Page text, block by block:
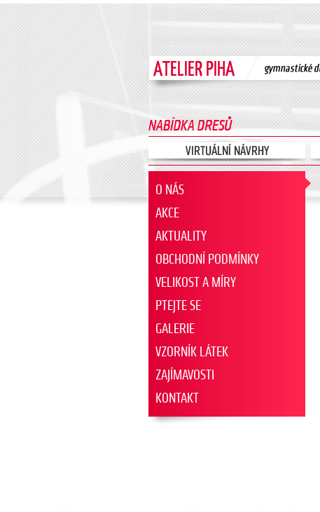
O NÁS
AKCE
AKTUALITY
OBCHODNÍ PODMÍNKY
VELIKOST A MÍRY
PTEJTE SE
GALERIE
VZORNÍK LÁTEK
ZAJÍMAVOSTI
KONTAKT